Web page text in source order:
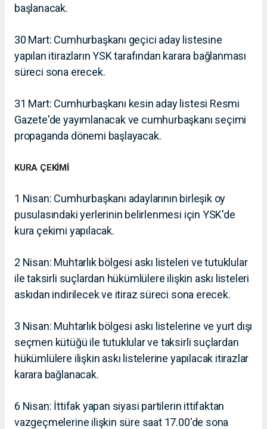
başlanacak.
30 Mart: Cumhurbaşkanı geçici aday listesine
yapılan itirazların YSK tarafından karara bağlanması
süreci sona erecek.
31 Mart: Cumhurbaşkanı kesin aday listesi Resmi
Gazete'de yayımlanacak ve cumhurbaşkanı seçimi
propaganda dönemi başlayacak.
KURA ÇEKİMİ
1 Nisan: Cumhurbaşkanı adaylarının birleşik oy
pusulasındaki yerlerinin belirlenmesi için YSK'de
kura çekimi yapılacak.
2 Nisan: Muhtarlık bölgesi askı listeleri ve tutuklular
ile taksirli suçlardan hükümlülere ilişkin askı listeleri
askıdan indirilecek ve itiraz süreci sona erecek.
3 Nisan: Muhtarlık bölgesi askı listelerine ve yurt dışı
seçmen kütüğü ile tutuklular ve taksirli suçlardan
hükümlülere ilişkin askı listelerine yapılacak itirazlar
karara bağlanacak.
6 Nisan: İttifak yapan siyasi partilerin ittifaktan
vazgeçmelerine ilişkin süre saat 17.00'de sona